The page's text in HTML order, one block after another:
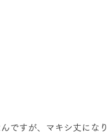
ですが、マキシ丈にな